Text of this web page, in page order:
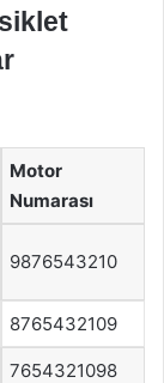
Motor
Numarası
9876543210
8765432109
7654321098